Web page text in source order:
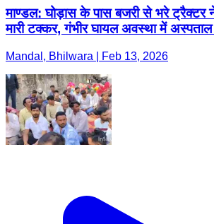
माण्डल: घोड़ास के पास बजरी से भरे ट्रैक्टर
मारी टक्कर, गंभीर घायल अवस्था में अस्पताल
Mandal, Bhilwara | Feb 13, 2026